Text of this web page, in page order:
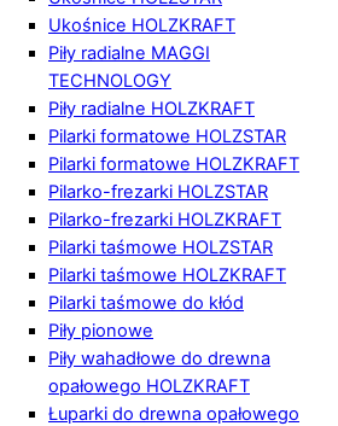
Ukośnice HOLZKRAFT
Piły radialne MAGGI
TECHNOLOGY
Piły radialne HOLZKRAFT
Pilarki formatowe HOLZSTAR
Pilarki formatowe HOLZKRAFT
Pilarko-frezarki HOLZSTAR
Pilarko-frezarki HOLZKRAFT
Pilarki taśmowe HOLZSTAR
Pilarki taśmowe HOLZKRAFT
Pilarki taśmowe do kłód
Piły pionowe
Piły wahadłowe do drewna
opałowego HOLZKRAFT
Łuparki do drewna opałowego